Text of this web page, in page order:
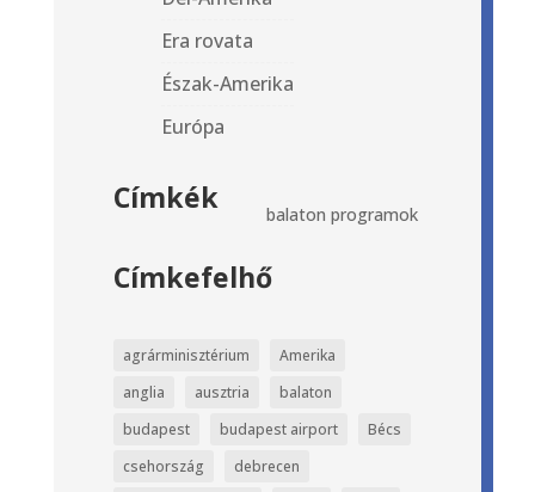
Era rovata
Észak-Amerika
Európa
Címkék balaton programok
Címkefelhő
agrárminisztérium
Amerika
anglia
ausztria
balaton
budapest
budapest airport
Bécs
csehország
debrecen